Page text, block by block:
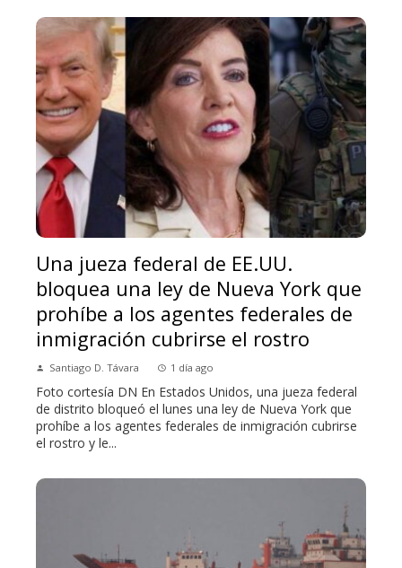
Una jueza federal de EE.UU.
bloquea una ley de Nueva York que
prohíbe a los agentes federales de
inmigración cubrirse el rostro
Santiago D. Távara 1 día ago
Foto cortesía DN En Estados Unidos, una jueza federal
de distrito bloqueó el lunes una ley de Nueva York que
prohíbe a los agentes federales de inmigración cubrirse
el rostro y le...